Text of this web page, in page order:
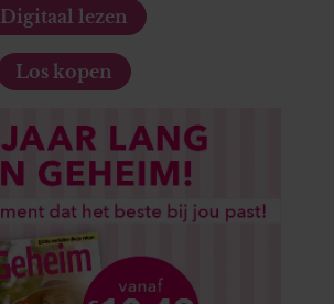
Digitaal lezen
Los kopen